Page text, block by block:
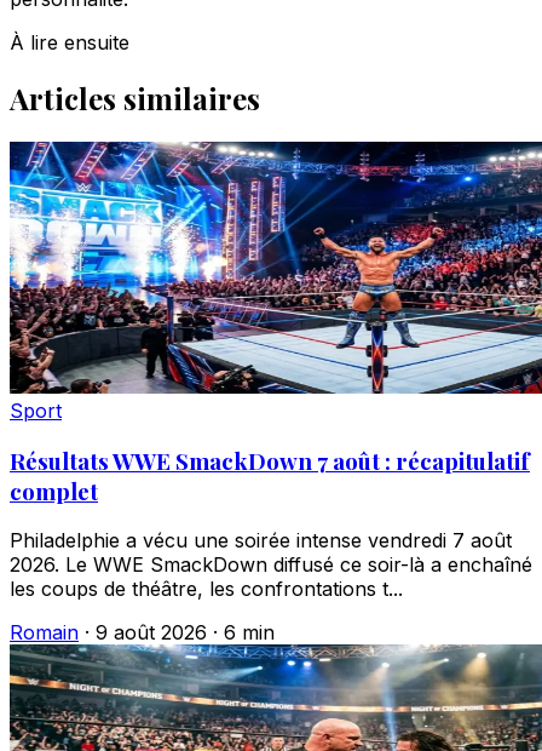
À lire ensuite
Articles similaires
Sport
Résultats WWE SmackDown 7 août : récapitulatif
complet
Philadelphie a vécu une soirée intense vendredi 7 août
2026. Le WWE SmackDown diffusé ce soir-là a enchaîné
les coups de théâtre, les confrontations t...
Romain · 9 août 2026 · 6 min